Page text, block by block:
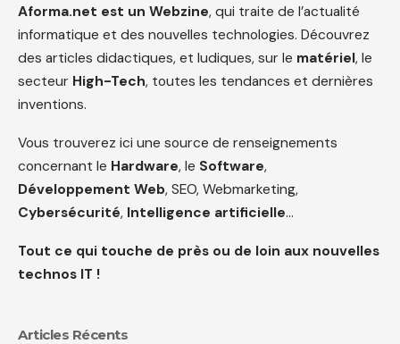
Aforma.net est un Webzine, qui traite de l’actualité
informatique et des nouvelles technologies. Découvrez
des articles didactiques, et ludiques, sur le matériel, le
secteur High-Tech, toutes les tendances et dernières
inventions.
Vous trouverez ici une source de renseignements
concernant le Hardware, le Software,
Développement Web, SEO, Webmarketing,
Cybersécurité, Intelligence artificielle…
Tout ce qui touche de près ou de loin aux nouvelles
technos IT !
Articles Récents